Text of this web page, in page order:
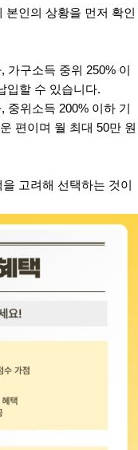
인의 상황을 먼저 확인
가구소득 중위 250% 이
입할 수 있습니다.
위소득 200% 이하 기
편이며 월 최대 50만 원
고려해 선택하는 것이